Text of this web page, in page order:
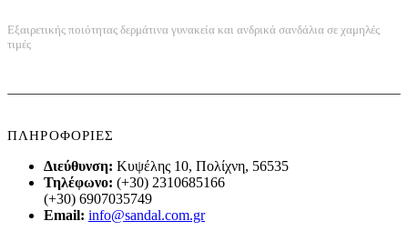
Εξαιρετικής ποιότητας δερμάτινα γυνακεία και ανδρικά σανδάλια σε χαμηλές
τιμές
ΠΛΗΡΟΦΟΡΙΕΣ
Διεύθυνση: Κυψέλης 10, Πολίχνη, 56535
Τηλέφωνο: (+30) 2310685166
(+30) 6907035749
Email: info@sandal.com.gr